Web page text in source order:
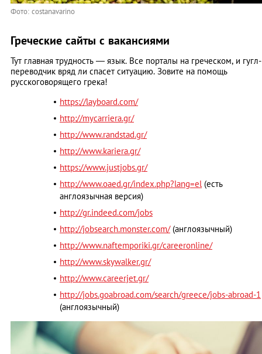
Фото: costanavarino
Греческие сайты с вакансиями
Тут главная трудность — язык. Все порталы на греческом, и гугл-
переводчик вряд ли спасет ситуацию. Зовите на помощь
русскоговорящего грека!
https://layboard.com/
http://mycarriera.gr/
http://www.randstad.gr/
http://www.kariera.gr/
https://www.justjobs.gr/
http://www.oaed.gr/index.php?lang=el(есть
англоязычная версия)
http://gr.indeed.com/jobs
http://jobsearch.monster.com/(англоязычный)
http://www.naftemporiki.gr/careeronline/
http://www.skywalker.gr/
http://www.careerjet.gr/
http://jobs.goabroad.com/search/greece/jobs-abroad-1
(англоязычный)